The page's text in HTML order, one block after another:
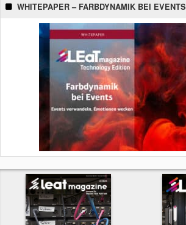
WHITEPAPER – FARBDYNAMIK BEI EVENTS